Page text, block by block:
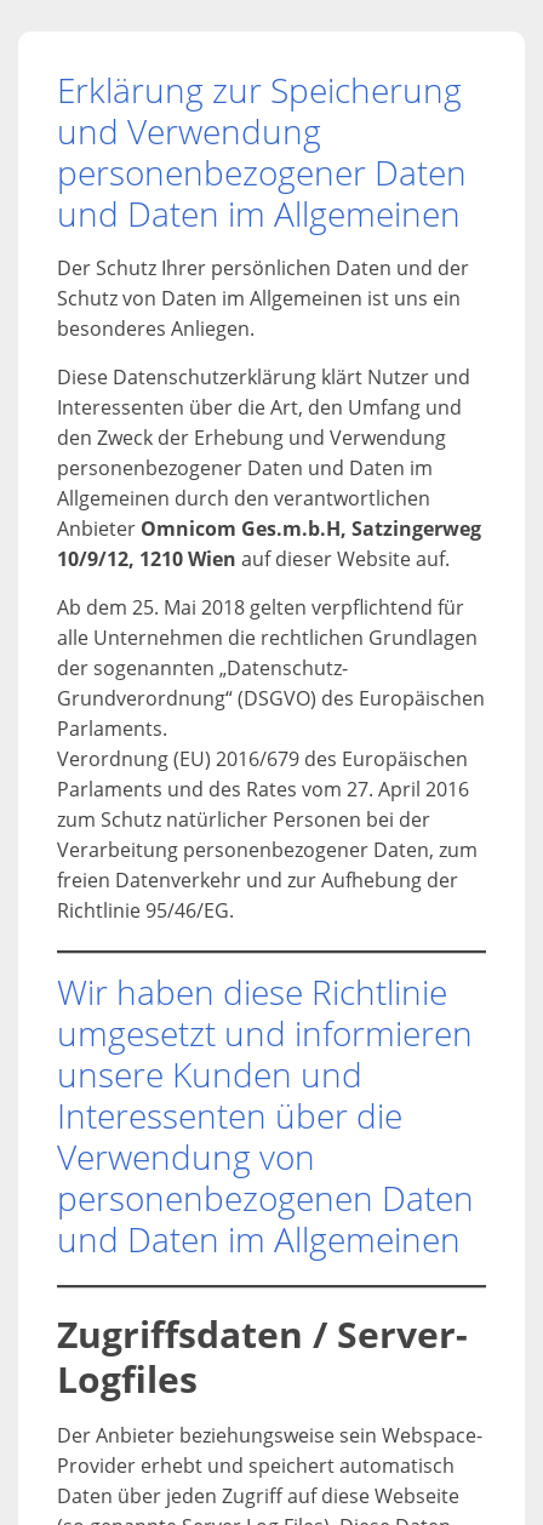
Erklärung zur Speicherung
und Verwendung
personenbezogener Daten
und Daten im Allgemeinen
Der Schutz Ihrer persönlichen Daten und der
Schutz von Daten im Allgemeinen ist uns ein
besonderes Anliegen.
Diese Datenschutzerklärung klärt Nutzer und
Interessenten über die Art, den Umfang und
den Zweck der Erhebung und Verwendung
personenbezogener Daten und Daten im
Allgemeinen durch den verantwortlichen
Anbieter Omnicom Ges.m.b.H, Satzingerweg
10/9/12, 1210 Wien auf dieser Website auf.
Ab dem 25. Mai 2018 gelten verpflichtend für
alle Unternehmen die rechtlichen Grundlagen
der sogenannten „Datenschutz-
Grundverordnung“ (DSGVO) des Europäischen
Parlaments.
Verordnung (EU) 2016/679 des Europäischen
Parlaments und des Rates vom 27. April 2016
zum Schutz natürlicher Personen bei der
Verarbeitung personenbezogener Daten, zum
freien Datenverkehr und zur Aufhebung der
Richtlinie 95/46/EG.
Wir haben diese Richtlinie
umgesetzt und informieren
unsere Kunden und
Interessenten über die
Verwendung von
personenbezogenen Daten
und Daten im Allgemeinen
Zugriffsdaten / Server-
Logfiles
Der Anbieter beziehungsweise sein Webspace-
Provider erhebt und speichert automatisch
Daten über jeden Zugriff auf diese Webseite